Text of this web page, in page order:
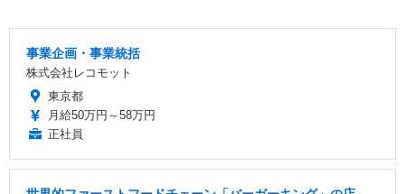
事業企画・事業統括
株式会社レコモット
東京都
月給50万円～58万円
正社員